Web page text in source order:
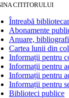
CITITORULUI
Întreabă
Abonamente
Anuare,
Cartea lunii din
Informații pentru
Informații pentru
Informații pentru
Informații pentru
Biblioteci publice